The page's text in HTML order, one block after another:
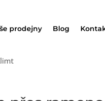
prodejny Blog